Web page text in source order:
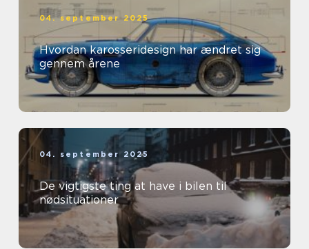
04. september 2025
Hvordan karosseridesign har ændret sig
gennem årene
04. september 2025
De vigtigste ting at have i bilen til
nødsituationer